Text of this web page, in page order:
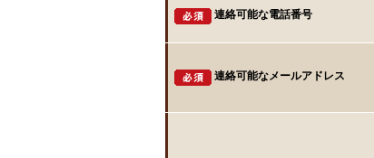
連絡可能な電話番号
連絡可能なメールアドレス